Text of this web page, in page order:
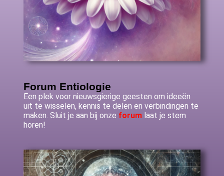
Forum Entiologie
Een plek voor nieuwsgierige geesten om ideeën
uit te wisselen, kennis te delen en verbindingen te
maken. Sluit je aan bij onze forumlaat je stem
horen!